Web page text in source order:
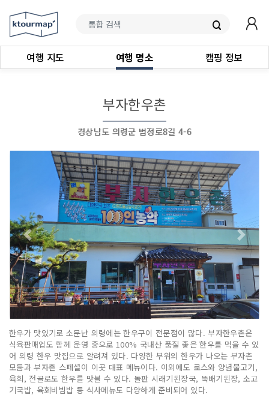
여행 지도 여행 명소 캠핑 정보
부자한우촌
경상남도 의령군 법정로8길 4-6
한우가 맛있기로 소문난 의령에는 한우구이 전문점이 많다. 부자한우촌은
식육판매업도 함께 운영 중으로 100% 국내산 품질 좋은 한우를 먹을 수 있
어 의령 한우 맛집으로 알려져 있다. 다양한 부위의 한우가 나오는 부자촌
모둠과 부자촌 스페셜이 이곳 대표 메뉴이다. 이외에도 로스와 양념불고기,
육회, 전골로도 한우를 맛볼 수 있다. 돌판 시래기된장국, 뚝배기된장, 소고
기국밥, 육회비빔밥 등 식사메뉴도 다양하게 준비되어 있다.